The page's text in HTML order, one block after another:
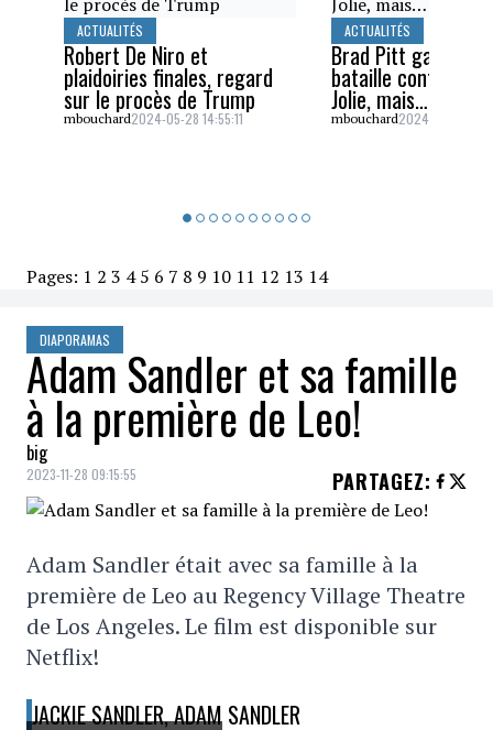
ACTUALITÉS
Robert De Niro et
plaidoiries finales, regard
sur le procès de Trump
mbouchard2024-05-28 14:55:11
ACTUALITÉS
Brad Pitt gagne
bataille contre
Jolie, mais…
mbouchard2024-05-26
Pages: 1 2 3 4 5 6 7 8 9 10 11 12 13 14
DIAPORAMAS
Adam Sandler et sa famille
à la première de Leo!
big
2023-11-28 09:15:55 PARTAGEZ:
Adam Sandler était avec sa famille à la
première de Leo au Regency Village Theatre
de Los Angeles. Le film est disponible sur
Netflix!
JACKIE SANDLER, ADAM SANDLER